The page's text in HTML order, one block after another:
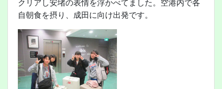
クリアし安堵の表情を浮かべてました。空港内で各
自朝食を摂り、成田に向け出発です。